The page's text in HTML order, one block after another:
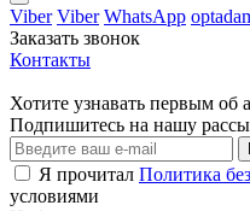
Viber Viber WhatsApp
Заказать звонок
Контакты
Хотите узнавать первым об
Подпишитесь на нашу
Я прочитал Политика
условиями